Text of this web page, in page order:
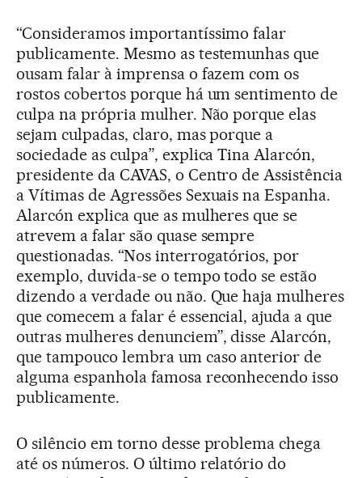
“Consideramos importantíssimo falar
publicamente. Mesmo as testemunhas que
ousam falar à imprensa o fazem com os
rostos cobertos porque há um sentimento de
culpa na própria mulher. Não porque elas
sejam culpadas, claro, mas porque a
sociedade as culpa”, explica Tina Alarcón,
presidente da CAVAS, o Centro de Assistência
a Vítimas de Agressões Sexuais na Espanha.
Alarcón explica que as mulheres que se
atrevem a falar são quase sempre
questionadas. “Nos interrogatórios, por
exemplo, duvida-se o tempo todo se estão
dizendo a verdade ou não. Que haja mulheres
que comecem a falar é essencial, ajuda a que
outras mulheres denunciem”, disse Alarcón,
que tampouco lembra um caso anterior de
alguma espanhola famosa reconhecendo isso
publicamente.
O silêncio em torno desse problema chega
até os números. O último relatório do